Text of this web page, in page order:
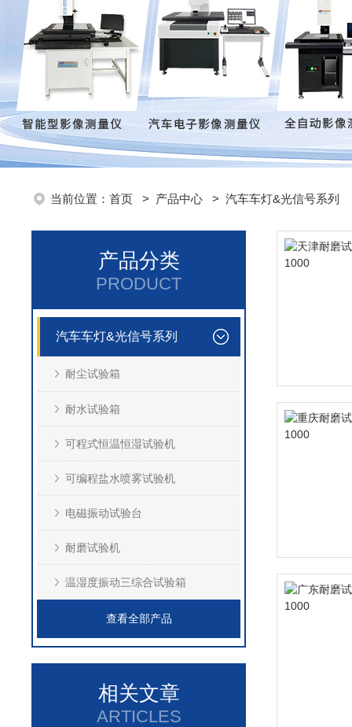
当前位置： 首页 > 产品中心 > 汽车车灯&光信号系列
产品分类
PRODUCT
汽车车灯&光信号系列
耐尘试验箱
耐水试验箱
可程式恒温恒湿试验机
可编程盐水喷雾试验机
电磁振动试验台
耐磨试验机
温湿度振动三综合试验箱
查看全部产品
相关文章
ARTICLES